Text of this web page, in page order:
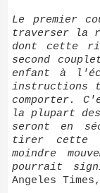
Le premier
traverser la
dont cette
second
enfant à
instructions
comporter.
la plupart
seront en
tirer cette
moindre
pourrait
Angeles